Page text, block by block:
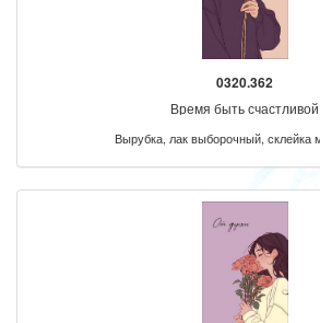
0320.362
Время быть счастливой
Вырубка, лак выборочный, склейка